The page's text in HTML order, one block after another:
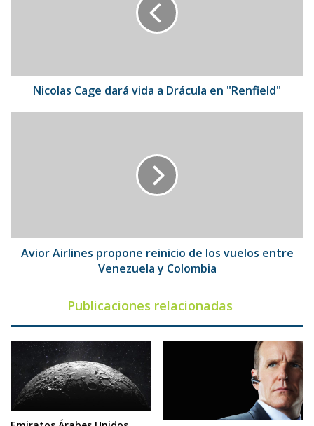
Nicolas Cage dará vida a Drácula en "Renfield"
Venezuela
Avior Airlines propone reinicio de los vuelos entre
Venezuela y Colombia
Publicaciones relacionadas